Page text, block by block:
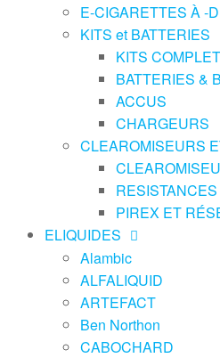
E-CIGARETTES À -
KITS et BATTERIES
KITS
BATTERIES &
ACCUS
CHARGEURS
CLEAROMISEURS
RESISTANCES
PIREX ET
ELIQUIDES
Alambic
ALFALIQUID
ARTEFACT
Ben Northon
CABOCHARD